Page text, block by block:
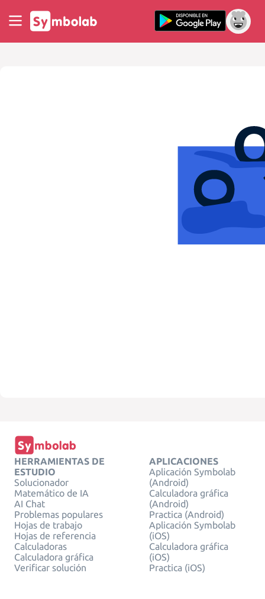
HERRAMIENTAS DE
ESTUDIO
Solucionador
Matemático de IA
AI Chat
Problemas populares
Hojas de trabajo
Hojas de referencia
Calculadoras
Calculadora gráfica
Verificar solución
APLICACIONES
Aplicación Symbolab
(Android)
Calculadora gráfica
(Android)
Practica (Android)
Aplicación Symbolab
(iOS)
Calculadora gráfica
(iOS)
Practica (iOS)